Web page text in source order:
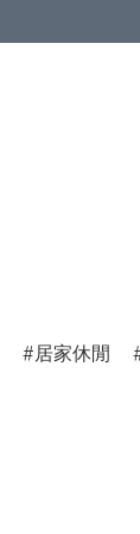
居家休閒